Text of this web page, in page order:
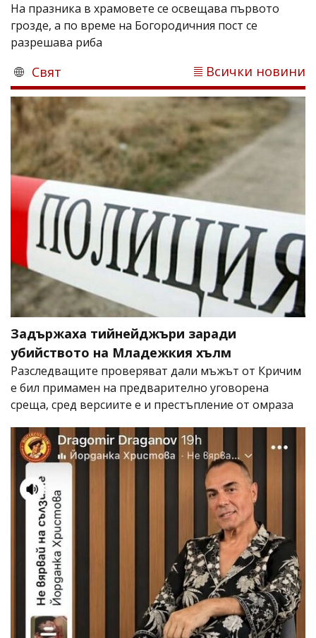
На празника в храмовете се освещава първото
грозде, а по време на Богородичния пост се
разрешава риба
Свят Всички новини
Задържаха тийнейджъри заради
убийството на Младежкия хълм
Разследващите проверяват дали мъжът от Кричим
е бил примамен на предварително уговорена
среща, сред версиите е и престъпление от омраза